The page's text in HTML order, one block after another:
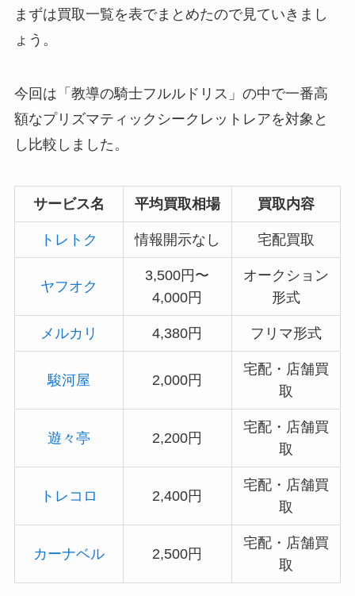
まずは買取一覧を表でまとめたので見ていきまし
ょう。
今回は「教導の騎士フルルドリス」の中で一番高
額なプリズマティックシークレットレアを対象と
し比較しました。
サービス名 平均買取相場 買取内容
トレトク 情報開示なし 宅配買取
ヤフオク
3,500円〜
4,000円
オークション
形式
メルカリ 4,380円 フリマ形式
駿河屋 2,000円
宅配・店舗買
取
遊々亭 2,200円
宅配・店舗買
取
トレコロ 2,400円
宅配・店舗買
取
カーナベル 2,500円
宅配・店舗買
取